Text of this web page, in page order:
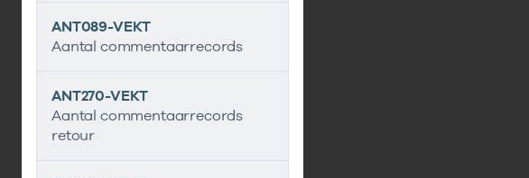
ANT089-VEKT
Aantal commentaarrecords
ANT270-VEKT
Aantal commentaarrecords
retour